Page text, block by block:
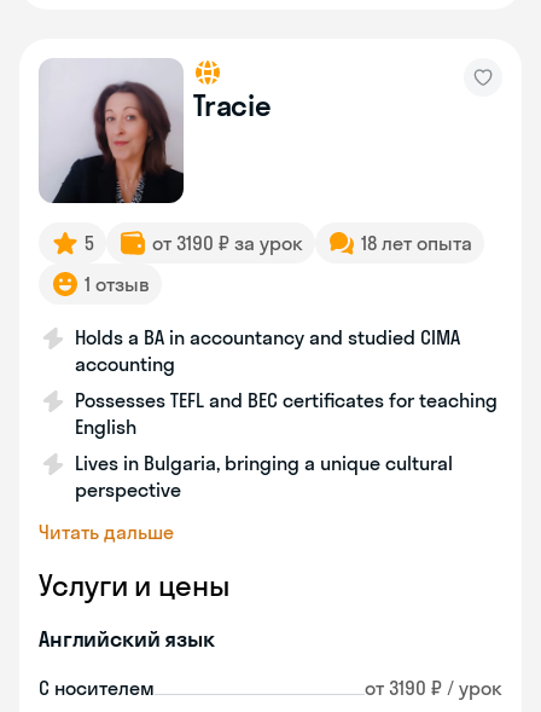
Tracie
5 от 3190 ₽ за урок
18 лет опыта
1 отзыв
Holds a BA in accountancy and studied CIMA
accounting
Possesses TEFL and BEC certificates for teaching
English
Lives in Bulgaria, bringing a unique cultural
perspective
Читать дальше
Услуги и цены
Английский язык
С носителем от 3190 ₽ / урок